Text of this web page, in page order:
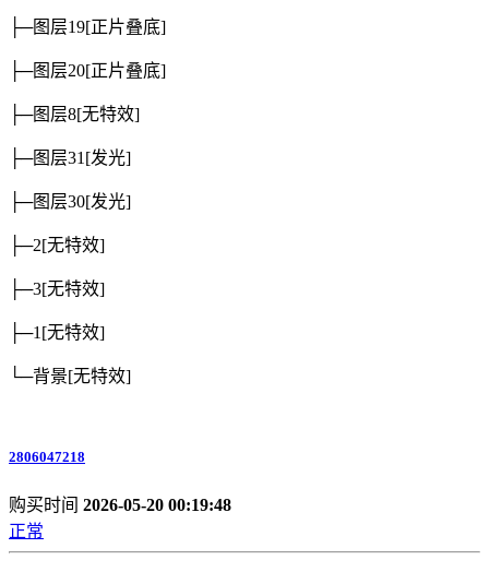
├─图层19[正片叠底]
├─图层20[正片叠底]
├─图层8[无特效]
├─图层31 [发光]
├─图层30[发光]
├─2[无特效]
├─3[无特效]
├─1 [无特效]
└─背景[无特效]
2806047218
购买时间 2026-05-20 00:19:48
正常